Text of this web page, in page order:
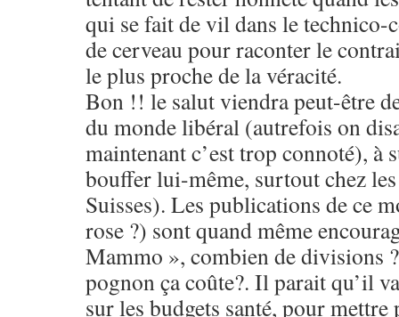
qui se fait de vil dans le technico-
de cerveau pour raconter le
le plus proche de la véracité.
Bon !! le salut viendra peut-être
du monde libéral (autrefois on
maintenant c’est trop connoté), à
bouffer lui-même, surtout chez
Suisses). Les publications de ce
rose ?) sont quand même
Mammo », combien de divisions
pognon ça coûte?. Il parait qu’il
sur les budgets santé, pour